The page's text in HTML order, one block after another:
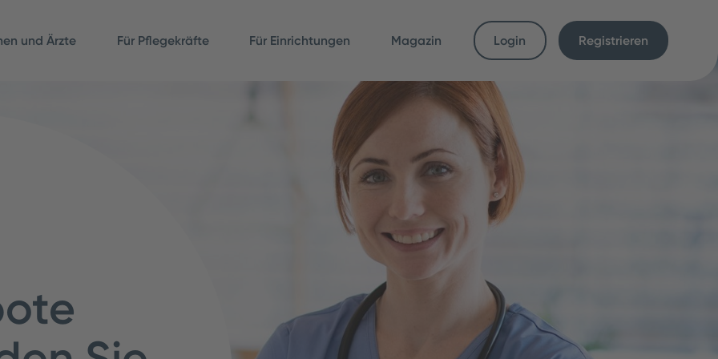
und Ärzte Für Pflegekräfte Für Einrichtungen Magazin Login Registrieren